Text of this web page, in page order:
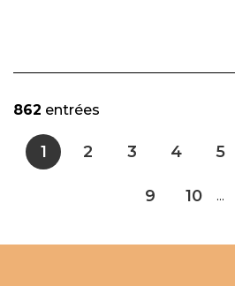
862 entrées
1 2 3 4 5
9 10 ...